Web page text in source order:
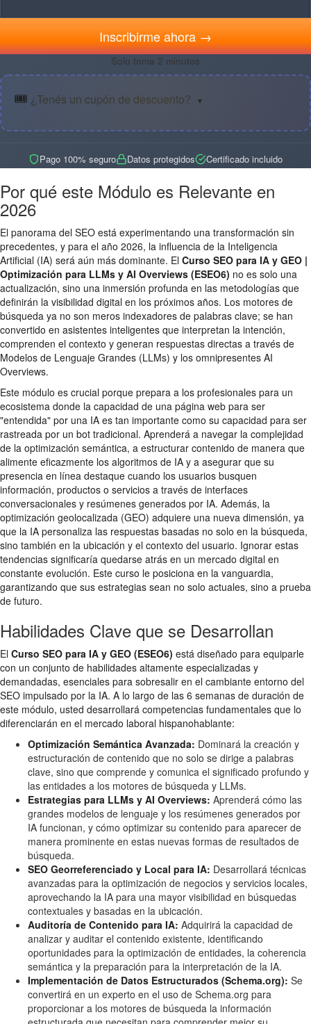
Inscribirme ahora →
Solo toma 2 minutos
🎟️ ¿Tenés un cupón de descuento? ▼
Pago 100% seguro Datos protegidos Certificado incluido
Por qué este Módulo es Relevante en
2026
El panorama del SEO está experimentando una transformación sin
precedentes, y para el año 2026, la influencia de la Inteligencia
Artificial (IA) será aún más dominante. El Curso SEO para IA y GEO |
Optimización para LLMs y AI Overviews (ESEO6) no es solo una
actualización, sino una inmersión profunda en las metodologías que
definirán la visibilidad digital en los próximos años. Los motores de
búsqueda ya no son meros indexadores de palabras clave; se han
convertido en asistentes inteligentes que interpretan la intención,
comprenden el contexto y generan respuestas directas a través de
Modelos de Lenguaje Grandes (LLMs) y los omnipresentes AI
Overviews.
Este módulo es crucial porque prepara a los profesionales para un
ecosistema donde la capacidad de una página web para ser
"entendida" por una IA es tan importante como su capacidad para ser
rastreada por un bot tradicional. Aprenderá a navegar la complejidad
de la optimización semántica, a estructurar contenido de manera que
alimente eficazmente los algoritmos de IA y a asegurar que su
presencia en línea destaque cuando los usuarios busquen
información, productos o servicios a través de interfaces
conversacionales y resúmenes generados por IA. Además, la
optimización geolocalizada (GEO) adquiere una nueva dimensión, ya
que la IA personaliza las respuestas basadas no solo en la búsqueda,
sino también en la ubicación y el contexto del usuario. Ignorar estas
tendencias significaría quedarse atrás en un mercado digital en
constante evolución. Este curso le posiciona en la vanguardia,
garantizando que sus estrategias sean no solo actuales, sino a prueba
de futuro.
Habilidades Clave que se Desarrollan
El Curso SEO para IA y GEO (ESEO6) está diseñado para equiparle
con un conjunto de habilidades altamente especializadas y
demandadas, esenciales para sobresalir en el cambiante entorno del
SEO impulsado por la IA. A lo largo de las 6 semanas de duración de
este módulo, usted desarrollará competencias fundamentales que lo
diferenciarán en el mercado laboral hispanohablante:
Optimización Semántica Avanzada: Dominará la creación y
estructuración de contenido que no solo se dirige a palabras
clave, sino que comprende y comunica el significado profundo y
las entidades a los motores de búsqueda y LLMs.
Estrategias para LLMs y AI Overviews: Aprenderá cómo las
grandes modelos de lenguaje y los resúmenes generados por
IA funcionan, y cómo optimizar su contenido para aparecer de
manera prominente en estas nuevas formas de resultados de
búsqueda.
SEO Georreferenciado y Local para IA: Desarrollará técnicas
avanzadas para la optimización de negocios y servicios locales,
aprovechando la IA para una mayor visibilidad en búsquedas
contextuales y basadas en la ubicación.
Auditoría de Contenido para IA: Adquirirá la capacidad de
analizar y auditar el contenido existente, identificando
oportunidades para la optimización de entidades, la coherencia
semántica y la preparación para la interpretación de la IA.
Implementación de Datos Estructurados (Schema.org): Se
convertirá en un experto en el uso de Schema.org para
proporcionar a los motores de búsqueda la información